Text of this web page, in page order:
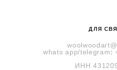
ДЛЯ
whats app/telegram:
ИНН